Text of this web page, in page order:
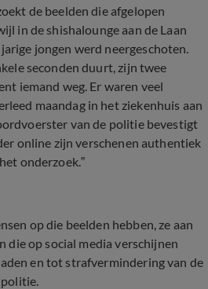
de beelden die afgelopen
in de shishalounge aan de Laan
jongen werd neergeschoten.
seconden duurt, zijn twee
iemand weg. Er waren veel
maandag in het ziekenhuis aan
van de politie bevestigt
online zijn verschenen authentiek
onderzoek.”
op die beelden hebben, ze aan
die op social media verschijnen
en tot strafvermindering van de